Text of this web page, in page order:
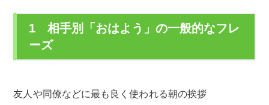
1 相手別「おはよう」の一般的なフレ
ーズ
友人や同僚などに最も良く使われる朝の挨拶